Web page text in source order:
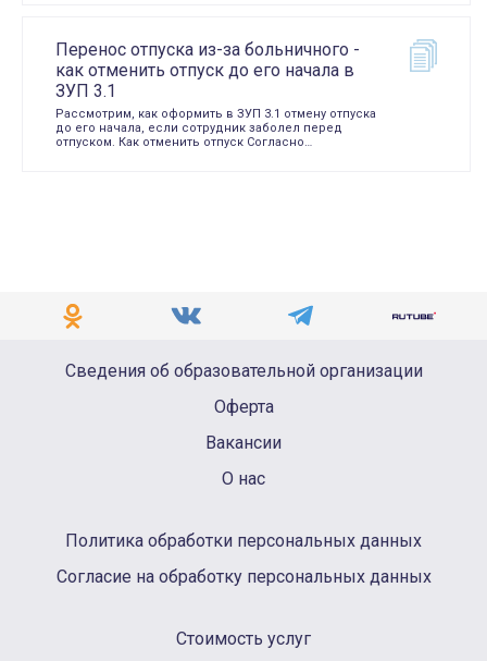
Перенос отпуска из-за больничного -
как отменить отпуск до его начала в
ЗУП 3.1
Рассмотрим, как оформить в ЗУП 3.1 отмену отпуска
до его начала, если сотрудник заболел перед
отпуском. Как отменить отпуск Согласно…
Сведения об образовательной организации
Оферта
Вакансии
О нас
Политика обработки персональных данных
Согласие на обработку персональных данных
Стоимость услуг